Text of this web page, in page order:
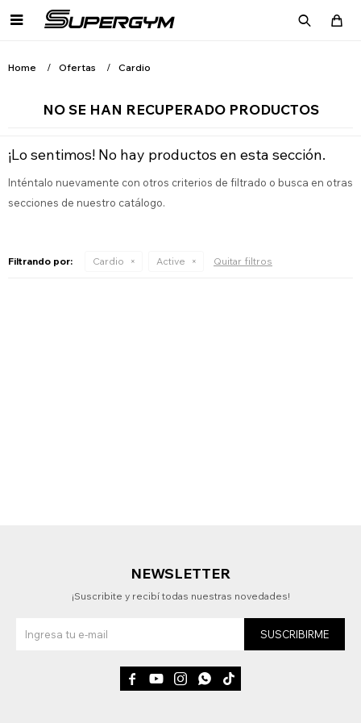

Home Ofertas Cardio
NO SE HAN RECUPERADO PRODUCTOS
¡Lo sentimos! No hay productos en esta sección.
Inténtalo nuevamente con otros criterios de filtrado o busca en otras
secciones de nuestro catálogo.
Filtrando por: Cardio Active Quitar filtros
NEWSLETTER
¡Suscribite y recibí todas nuestras novedades!
SUSCRIBIRME
    